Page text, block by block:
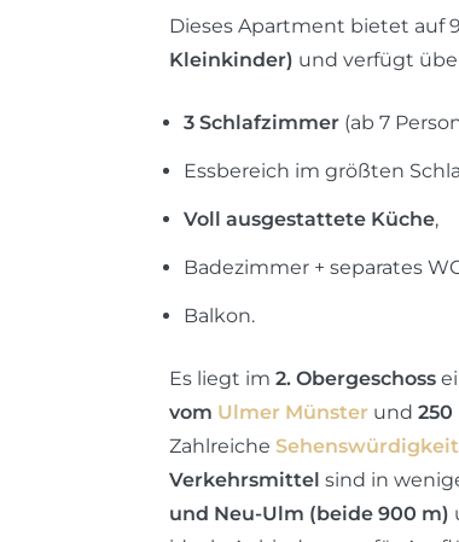
Dieses Apartment bietet auf
Kleinkinder) und verfügt
3 Schlafzimmer (ab 7
Essbereich im größten
Voll ausgestattete Küche,
Badezimmer + separates
Balkon.
Es liegt im 2. Obergeschoss
vom Ulmer Münster und 250
Zahlreiche
Verkehrsmittel sind in
und Neu-Ulm (beide 900 m)